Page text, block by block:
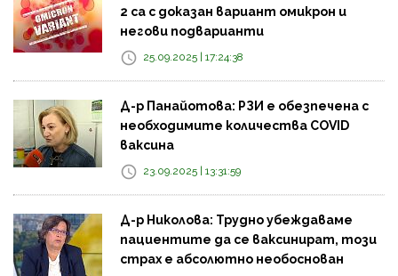
2 са с доказан вариант омикрон и
негови подварианти
25.09.2025 | 17:24:38
Д-р Панайотова: РЗИ е обезпечена с
необходимите количества COVID
ваксина
23.09.2025 | 13:31:59
Д-р Николова: Трудно убеждаваме
пациентите да се ваксинират, този
страх е абсолютно необоснован